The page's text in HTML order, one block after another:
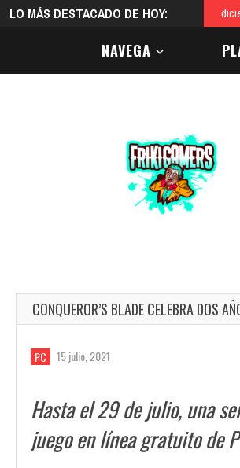
LO MÁS DESTACADO DE HOY:
NAVEGA
CONQUEROR’S BLADE CELEBRA DOS
PC 15 julio, 2021
Hasta el 29 de julio, una
juego en línea gratuito de